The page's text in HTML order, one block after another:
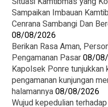
‎Sampaikan Imbauan
Cenrana Sambangi Dan
08/08/2026
‎Berikan Rasa Aman,
Pengamanan Pasar08/
Kapolsek Ponre tunjukkan
pengamanan kunjungan
halamannya08/08/2026
Wujud kepedulian